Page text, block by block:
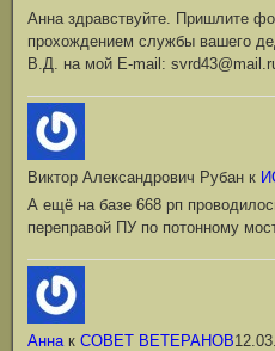
Анна здравствуйте. Пришлите
прохождением службы вашего
В.Д. на мой Е-mail:
Виктор Александрович Рубан к
А ещё на базе 668 рп
переправой ПУ по потонному
Аннак СОВЕТ ВЕТЕРАНОВ